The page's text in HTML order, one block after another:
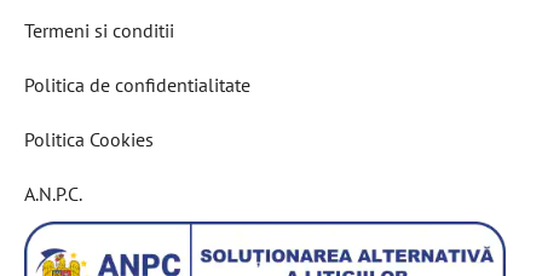
Termeni si conditii
Politica de confidentialitate
Politica Cookies
A.N.P.C.